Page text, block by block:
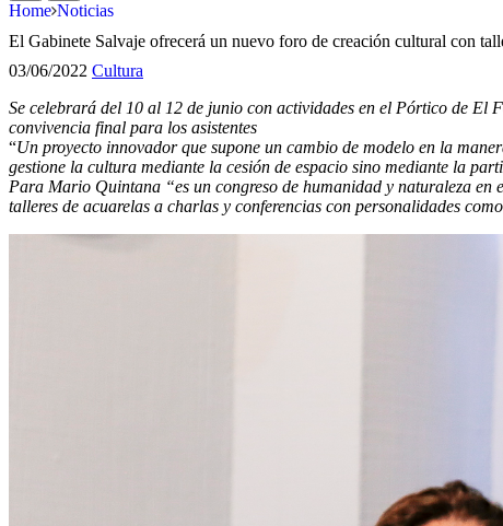
Home Noticias
El Gabinete Salvaje ofrecerá un nuevo foro de creación cultural con
03/06/2022 Cultura
Se celebrará del 10 al 12 de junio con actividades en el Pórtico de
convivencia final para los asistentes
“Un proyecto innovador que supone un cambio de modelo en la
gestione la cultura mediante la cesión de espacio sino mediante la
Para Mario Quintana “es un congreso de humanidad y naturaleza en
talleres de acuarelas a charlas y conferencias con personalidades